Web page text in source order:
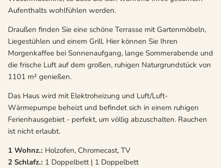
Aufenthalts wohlfühlen werden.
Draußen finden Sie eine schöne Terrasse mit Gartenmöbeln,
Liegestühlen und einem Grill. Hier können Sie Ihren
Morgenkaffee bei Sonnenaufgang, lange Sommerabende und
die frische Luft auf dem großen, ruhigen Naturgrundstück von
1101 m² genießen.
Das Haus wird mit Elektroheizung und Luft/Luft-
Wärmepumpe beheizt und befindet sich in einem ruhigen
Ferienhausgebiet - perfekt, um völlig abzuschalten. Rauchen
ist nicht erlaubt.
1 Wohnz.: Holzofen, Chromecast, TV
2 Schlafz.: 1 Doppelbett | 1 Doppelbett